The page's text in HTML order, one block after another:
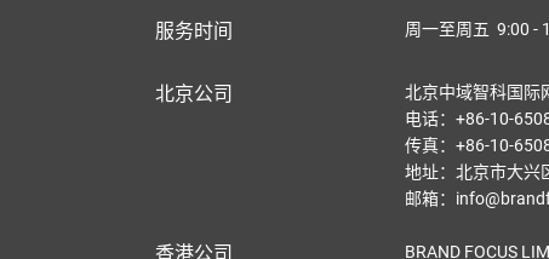
服务时间 周一至周五 9:00 -
北京公司
北京中域智科国际
电话：+86-10-
传真：+86-10-
地址：北京市大兴
邮箱：
香港公司 BRAND FOCUS